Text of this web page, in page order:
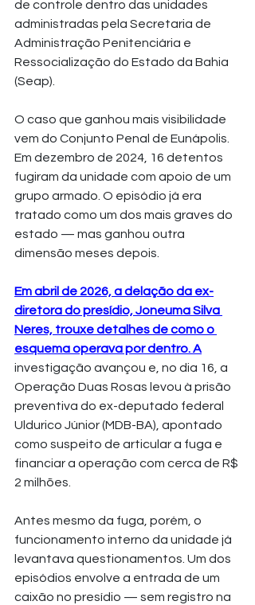
de controle dentro das unidades
administradas pela Secretaria de
Administração Penitenciária e
Ressocialização do Estado da Bahia
(Seap).
O caso que ganhou mais visibilidade
vem do Conjunto Penal de Eunápolis.
Em dezembro de 2024, 16 detentos
fugiram da unidade com apoio de um
grupo armado. O episódio já era
tratado como um dos mais graves do
estado — mas ganhou outra
dimensão meses depois.
Em abril de 2026, a delação da ex-
diretora do presídio, Joneuma Silva
Neres, trouxe detalhes de como o
esquema operava por dentro. A
investigação avançou e, no dia 16, a
Operação Duas Rosas levou à prisão
preventiva do ex-deputado federal
Uldurico Júnior (MDB-BA), apontado
como suspeito de articular a fuga e
financiar a operação com cerca de R$
2 milhões.
Antes mesmo da fuga, porém, o
funcionamento interno da unidade já
levantava questionamentos. Um dos
episódios envolve a entrada de um
caixão no presídio — sem registro na